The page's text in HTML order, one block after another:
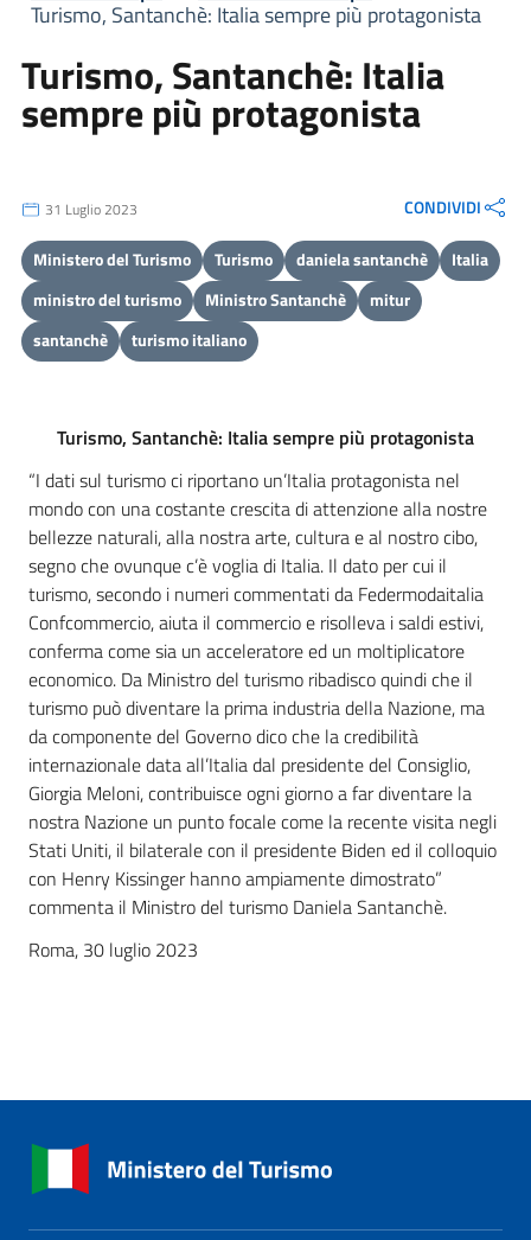
Turismo, Santanchè: Italia sempre più protagonista
Turismo, Santanchè: Italia
sempre più protagonista
31 Luglio 2023 CONDIVIDI
Ministero del Turismo Turismo daniela santanchè
Italia
ministro del turismo
Ministro Santanchè
mitur
santanchè
turismo italiano
Turismo, Santanchè: Italia sempre più protagonista
“I dati sul turismo ci riportano un’Italia protagonista nel
mondo con una costante crescita di attenzione alla nostre
bellezze naturali, alla nostra arte, cultura e al nostro cibo,
segno che ovunque c’è voglia di Italia. Il dato per cui il
turismo, secondo i numeri commentati da Federmodaitalia
Confcommercio, aiuta il commercio e risolleva i saldi estivi,
conferma come sia un acceleratore ed un moltiplicatore
economico. Da Ministro del turismo ribadisco quindi che il
turismo può diventare la prima industria della Nazione, ma
da componente del Governo dico che la credibilità
internazionale data all’Italia dal presidente del Consiglio,
Giorgia Meloni, contribuisce ogni giorno a far diventare la
nostra Nazione un punto focale come la recente visita negli
Stati Uniti, il bilaterale con il presidente Biden ed il colloquio
con Henry Kissinger hanno ampiamente dimostrato”
commenta il Ministro del turismo Daniela Santanchè.
Roma, 30 luglio 2023